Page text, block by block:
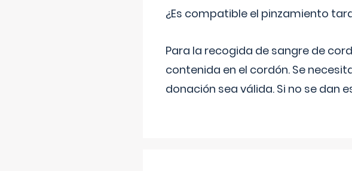
¿Es compatible el pinzamiento
Para la recogida de sangre de
contenida en el cordón. Se
donación sea válida. Si no se dan